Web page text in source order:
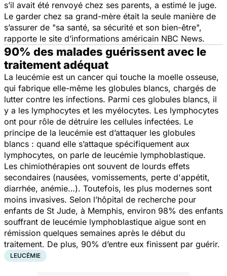
s’il avait été renvoyé chez ses parents, a estimé le juge.
Le garder chez sa grand-mère était la seule manière de
s’assurer de "sa santé, sa sécurité et son bien-être",
rapporte le site d’informations américain NBC News.
90% des malades guérissent avec le
traitement adéquat
La leucémie est un cancer qui touche la moelle osseuse,
qui fabrique elle-même les globules blancs, chargés de
lutter contre les infections. Parmi ces globules blancs, il
y a les lymphocytes et les myélocytes. Les lymphocytes
ont pour rôle de détruire les cellules infectées. Le
principe de la leucémie est d’attaquer les globules
blancs : quand elle s’attaque spécifiquement aux
lymphocytes, on parle de leucémie lymphoblastique.
Les chimiothérapies ont souvent de lourds effets
secondaires (nausées, vomissements, perte d'appétit,
diarrhée, anémie…). Toutefois, les plus modernes sont
moins invasives. Selon l’hôpital de recherche pour
enfants de St Jude, à Memphis, environ 98% des enfants
souffrant de leucémie lymphoblastique aigue sont en
rémission quelques semaines après le début du
traitement. De plus, 90% d’entre eux finissent par guérir.
LEUCÉMIE